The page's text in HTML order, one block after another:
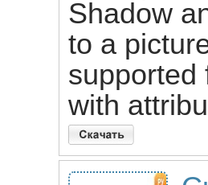
Shadow
to a
supported
with